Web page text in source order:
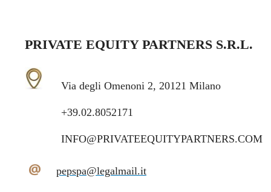
PRIVATE EQUITY PARTNERS S.R.L.
Via degli Omenoni 2, 20121 Milano
+39.02.8052171
INFO@PRIVATEEQUITYPARTNERS.COM
@ pepspa@legalmail.it